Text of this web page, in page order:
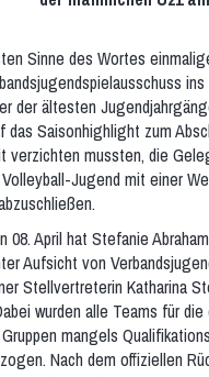
- Eltern & Kind
Krabbelgruppe
3 bis 6 Jahre
4 bis 6 Jahre
3 bis 4 Jahre
5 bis 6 Jahre
ca. 6 bis 8 Jahre
ca. 8 bis 12 Jahre
ca. 6 bis 8 Jahre
Sinne des Wortes
der ältesten
das Saisonhighlight zum
verzichten mussten, die
Jugend mit einer
08. April hat Stefanie
Aufsicht von
Stellvertreterin Katharina
wurden alle Teams für die
mangels
Nach dem offiziellen